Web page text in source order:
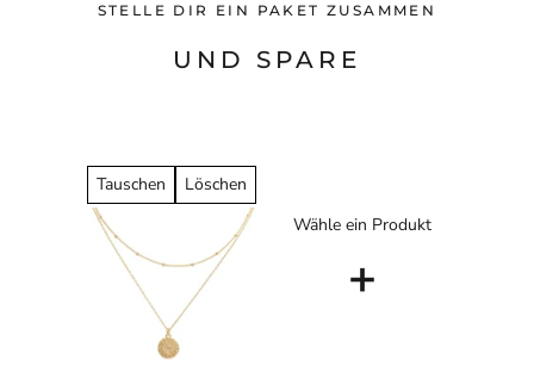
STELLE DIR EIN PAKET ZUSAMMEN
UND SPARE
Tauschen Löschen
Wähle ein Produkt
+